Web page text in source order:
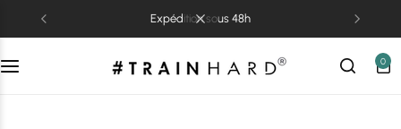
expédition sous 48h
0